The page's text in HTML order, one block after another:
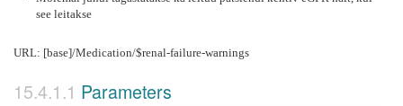
see leitakse
URL: [base]/Medication/$renal-failure-warnings
Parameters